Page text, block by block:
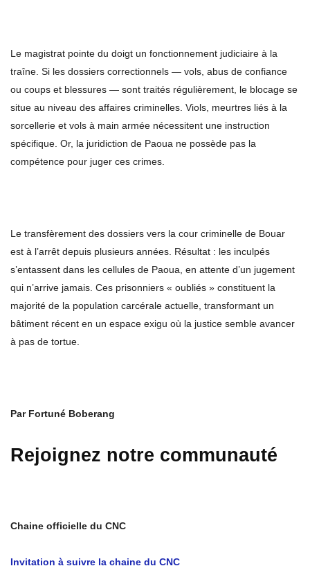
Le magistrat pointe du doigt un fonctionnement judiciaire à la
traîne. Si les dossiers correctionnels — vols, abus de confiance
ou coups et blessures — sont traités régulièrement, le blocage se
situe au niveau des affaires criminelles. Viols, meurtres liés à la
sorcellerie et vols à main armée nécessitent une instruction
spécifique. Or, la juridiction de Paoua ne possède pas la
compétence pour juger ces crimes.
Le transfèrement des dossiers vers la cour criminelle de Bouar
est à l’arrêt depuis plusieurs années. Résultat : les inculpés
s’entassent dans les cellules de Paoua, en attente d’un jugement
qui n’arrive jamais. Ces prisonniers « oubliés » constituent la
majorité de la population carcérale actuelle, transformant un
bâtiment récent en un espace exigu où la justice semble avancer
à pas de tortue.
Par Fortuné Boberang
Rejoignez notre communauté
Chaine officielle du CNC
Invitation à suivre la chaine du CNC